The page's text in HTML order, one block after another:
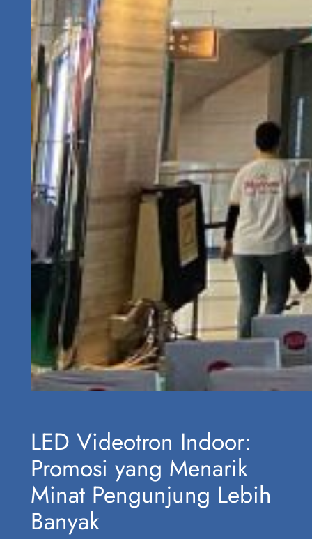
LED Videotron Indoor:
Promosi yang Menarik
Minat Pengunjung Lebih
Banyak